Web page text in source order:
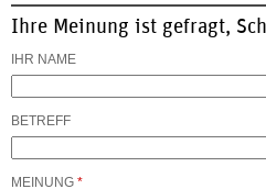
Ihre Meinung ist gefragt,
IHR NAME
BETREFF
MEINUNG *